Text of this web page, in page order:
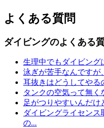
よくある質問
ダイビングのよくある
生理中でもダイビング
泳ぎが苦手なんですが
耳抜きはどうしてやる
タンクの空気って無く
足がつりやすいんだけ
ダイビングライセンス
の...